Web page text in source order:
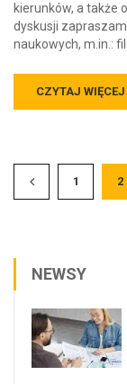
kierunków, a także
dyskusji
naukowych, m.in.:
CZYTAJ WIĘCEJ
1 2
NEWSY